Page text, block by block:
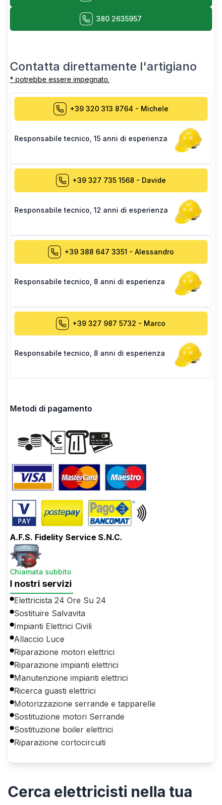
380 2635957
Contatta direttamente l'artigiano
* potrebbe essere impegnato.
+39 320 313 8764 - Michele
Responsabile tecnico 15 anni di esperienza
+39 327 735 1568 - Davide
Responsabile tecnico 12 anni di esperienza
+39 388 647 3351 - Alessandro
Responsabile tecnico 8 anni di esperienza
+39 327 987 5732 - Marco
Responsabile tecnico 8 anni di esperienza
Metodi di pagamento
A.F.S. Fidelity Service S.N.C.
Chiamata subbito
I nostri servizi
Elettricista 24 Ore Su 24
Sostituire Salvavita
Impianti Elettrici Civili
Allaccio Luce
Riparazione motori elettrici
Riparazione impianti elettrici
Manutenzione impianti elettrici
Ricerca guasti elettrici
Motorizzazione serrande e tapparelle
Sostituzione motori Serrande
Sostituzione boiler elettrici
Riparazione cortocircuiti
Cerca elettricisti nella tua